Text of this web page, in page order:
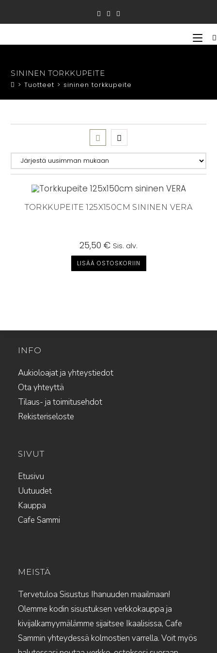
SININEN TORKKUPEITE
> Tuotteet > sininen torkkupeite
TORKKUPEITE 125X150CM SININEN VERA
25,50 € Sis. alv.
LISÄÄ OSTOSKORIIN
INFO
Aukioloajat ja yhteystiedot
Ota yhteyttä
Tilaus- ja toimitusehdot
Rekisteriseloste
SIVUT
Etusivu
Uutuudet
Kauppa
Cafe Sammi
MEISTÄ
Tervetuloa Sisustus Ihanuuden maailmaan!
Olemme kodin sisustuksen verkkokauppa ja
kivijalkamyymälämme sijaitsee Ikaalisissa, Cafe
Sammin yhteydessä kolmostien varrella. Voit myös